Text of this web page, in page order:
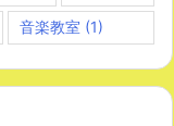
音楽教室 (1)